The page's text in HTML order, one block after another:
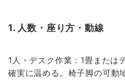
1. 人数・座り方・動線
1人・デスク作業：1畳または
確実に温める。椅子脚の可動